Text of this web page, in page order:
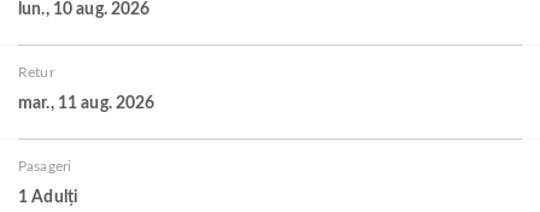
lun., 10 aug. 2026
Retur
mar., 11 aug. 2026
Pasageri
1 Adulți